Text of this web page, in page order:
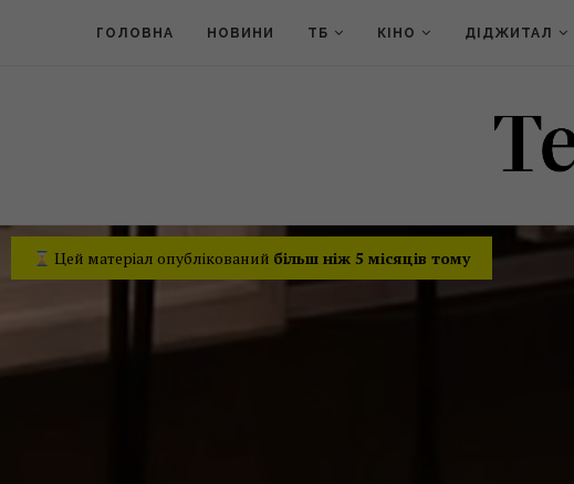
ГОЛОВНА НОВИНИ ТБ КІНО ДІДЖИТАЛ
Цей матеріал опублікований більш ніж 5 місяців тому